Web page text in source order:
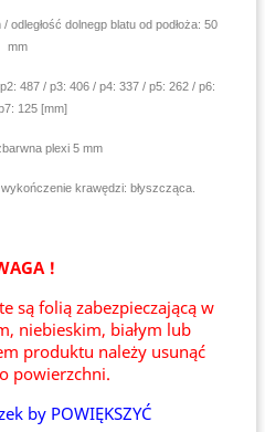
odległość dolnegp blatu od podłoża: 50
mm
487 / p3: 406 / p4: 337 / p5: 262 / p6:
125 [mm]
plexi 5 mm
krawędzi: błyszcząca.
!
są folią zabezpieczającą w
niebieskim, białym lub
produktu należy usunąć
powierzchni.
by POWIĘKSZYĆ